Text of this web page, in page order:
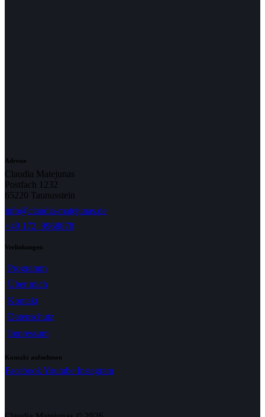
Adresse
Claudia Matejunas
Postfach 1232
65220 Taunusstein
info@claudia-matejunas.de
+49 172 9968878
Verlinkungen
Programm
Über mich
Kontakt
Datenschutz
Impressum
Kontakt aufnehmen
FacebookYoutube Instagram